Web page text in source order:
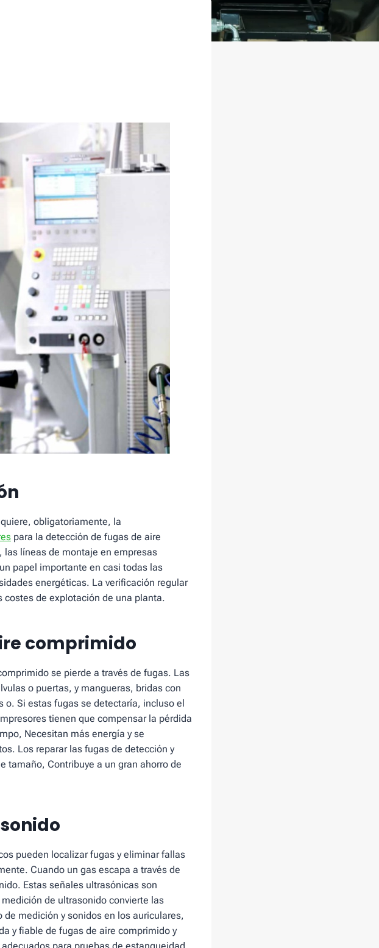
obligatoriamente, la
para la detección de fugas de aire
líneas de montaje en empresas
papel importante en casi todas las
energéticas. La verificación regular
de explotación de una planta.
comprimido
se pierde a través de fugas. Las
o puertas, y mangueras, bridas con
o. Si estas fugas se detectaría, incluso el
tienen que compensar la pérdida
Necesitan más energía y se
Los reparar las fugas de detección y
tamaño, Contribuye a un gran ahorro de
pueden localizar fugas y eliminar fallas
Cuando un gas escapa a través de
Estas señales ultrasónicas son
de ultrasonido convierte las
medición y sonidos en los auriculares,
y fiable de fugas de aire comprimido y